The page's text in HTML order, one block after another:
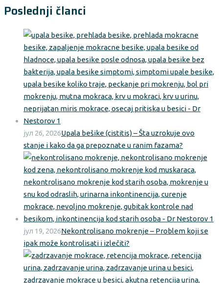
Poslednji članci
јул 26, 2026Upala bešike (cistitis) – Šta uzrokuje ovo
stanje i kako da ga prepoznate u ranim fazama?
јул 19, 2026Nekontrolisano mokrenje – Problem koji se
ipak može kontrolisati i izlečiti?